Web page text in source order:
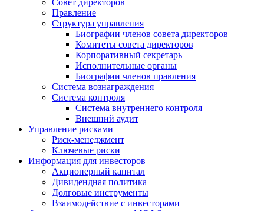
Совет директоров
Правление
Структура управления
Биографии членов совета директоров
Комитеты совета директоров
Корпоративный секретарь
Исполнительные органы
Биографии членов правления
Система вознаграждения
Система контроля
Система внутреннего контроля
Внешний аудит
Управление рисками
Риск-менеджмент
Ключевые риски
Информация для инвесторов
Акционерный капитал
Дивидендная политика
Долговые инструменты
Взаимодействие с инвеcторами